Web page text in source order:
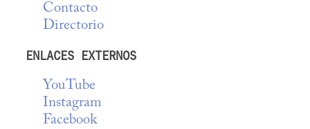
Contacto
Directorio
ENLACES EXTERNOS
YouTube
Instagram
Facebook